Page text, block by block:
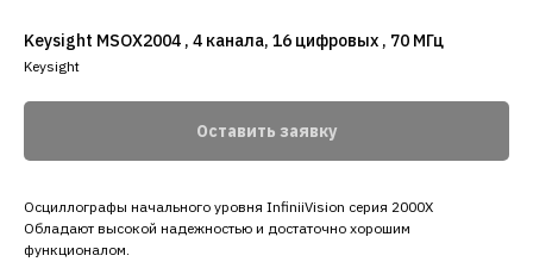
Keysight MSOX2004 , 4 канала, 16 цифровых , 70 МГц
Keysight
Оставить заявку
Осциллографы начального уровня InfiniiVision серия 2000X
Обладают высокой надежностью и достаточно хорошим
функционалом.